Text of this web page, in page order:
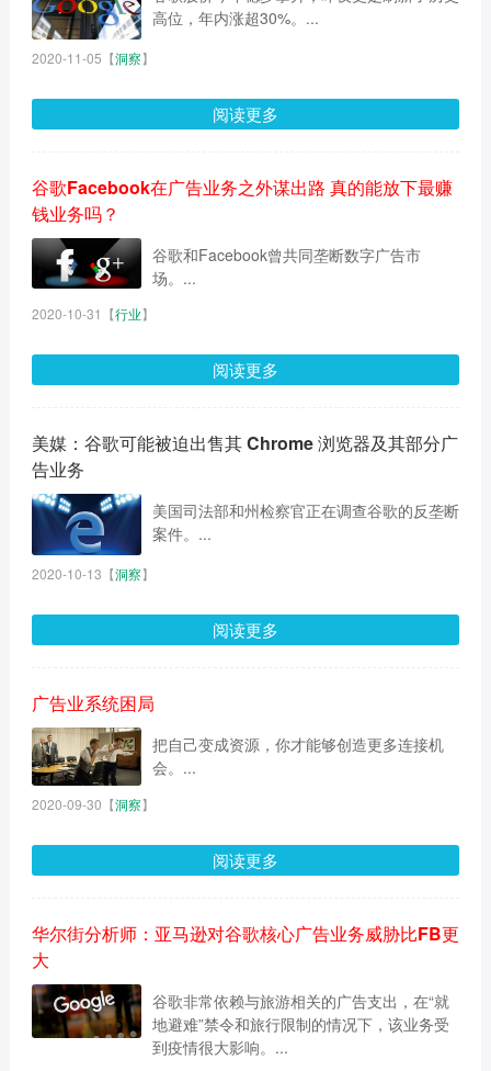
高位，年内涨超30%。...
2020-11-05 【洞察】
阅读更多
谷歌Facebook在广告业务之外谋出路 真的能放下最赚
钱业务吗？
谷歌和Facebook曾共同垄断数字广告市
场。...
2020-10-31 【行业】
阅读更多
美媒：谷歌可能被迫出售其 Chrome 浏览器及其部分广
告业务
美国司法部和州检察官正在调查谷歌的反垄断
案件。...
2020-10-13 【洞察】
阅读更多
广告业系统困局
把自己变成资源，你才能够创造更多连接机
会。...
2020-09-30 【洞察】
阅读更多
华尔街分析师：亚马逊对谷歌核心广告业务威胁比FB更
大
谷歌非常依赖与旅游相关的广告支出，在“就
地避难”禁令和旅行限制的情况下，该业务受
到疫情很大影响。...